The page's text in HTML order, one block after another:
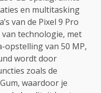
en multitasking
van de Pixel 9 Pro
technologie, met
opstelling van 50 MP,
wordt door
zoals de
waardoor je